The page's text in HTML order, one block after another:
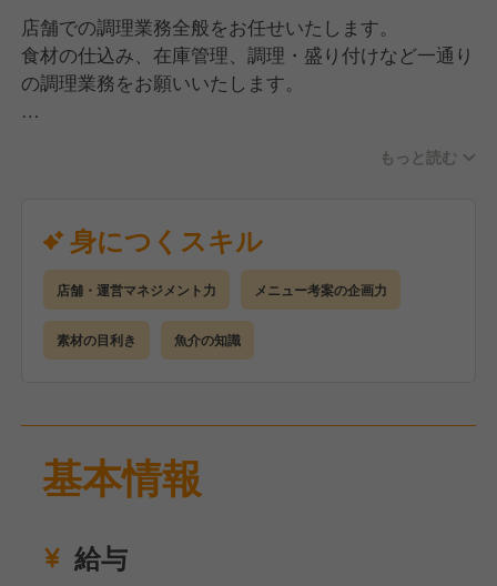
店舗での調理業務全般をお任せいたします。
食材の仕込み、在庫管理、調理・盛り付けなど一通り
の調理業務をお願いいたします。
大庄の一員として、一緒に食を通じてお客様と従業員
さんと共に喜んで頂ける
サービスの提供をしていきましょう。
もっと読む
身につくスキル
店舗・運営マネジメント力 メニュー考案の企画力
素材の目利き 魚介の知識
基本情報
給与